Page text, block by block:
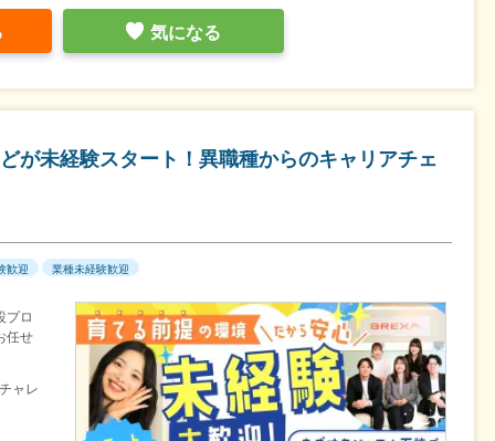
気になる
が未経験スタート！異職種からのキャリアチェ
歓迎 業種未経験歓迎
プロ
任せ
ャレ